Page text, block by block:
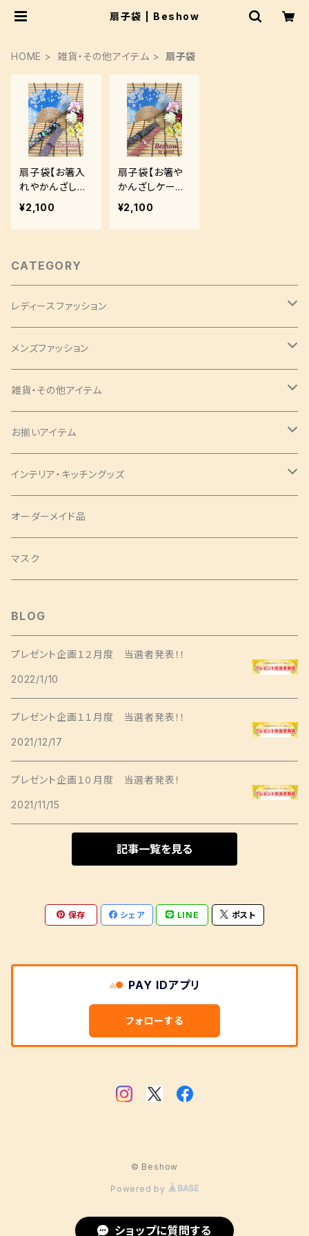
扇子袋 | Beshow
HOME 雑貨・その他アイテム 扇子袋
扇子袋【お箸入
れやかんざしケ
ースとしてもお
ススメ！】HC300
24A,HC30011B
¥2,100
扇子袋【お箸や
かんざしケース
としてもおスス
メ！】HC30017A,
HC30027B
¥2,100
CATEGORY
レディースファッション
バッグ・チャーム
ツイリー
バッグ
アクセサリー
シュシュ
ピアス
エプロン
ショートサイズ
ミドルサイズ
トップス
アロハシャツ
チュニック
ワンピース
タックワンピース
キャミソールワンピース
Aラインワンピース
その他ワンピース
ベスト
長袖
ジャケット
コート
パンツ
メンズファッション
ネクタイ・蝶ネクタイ
ナローネクタイ
レギュラーネクタイ
トップス・シャツ
アロハシャツ
パンツ
雑貨・その他アイテム
ブックカバー
コインケース
ポーチ
ラウンドポーチ
印鑑ケース
日傘
お揃いアイテム
ピアス
シュシュ
ツイリー
インテリア・キッチングッズ
ランチョンマット
Mサイズ
テーブルセンター
Sサイズ
Mサイズ
Lサイズ
ショートサイズ
ミドルサイズ
ロングサイズ
コースター
オーダーメイド品
マスク
BLOG
プレゼント企画１２月度 当選者発表！！
2022/1/10
プレゼント企画１１月度 当選者発表！！
2021/12/17
プレゼント企画１０月度 当選者発表！
2021/11/15
記事一覧を見る
保存 シェア LINE ポスト
PAY IDアプリ
フォローする
© Beshow
Powered by
ショップに質問する